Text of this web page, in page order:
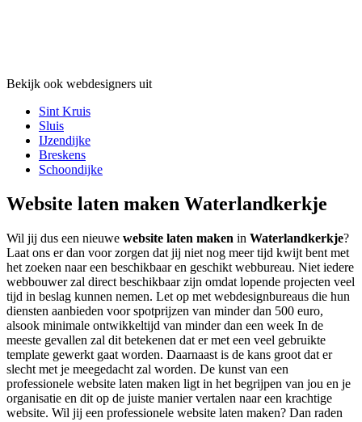
Bekijk ook webdesigners uit
Sint Kruis
Sluis
IJzendijke
Breskens
Schoondijke
Website laten maken Waterlandkerkje
Wil jij dus een nieuwe website laten maken in Waterlandkerkje?
Laat ons er dan voor zorgen dat jij niet nog meer tijd kwijt bent met
het zoeken naar een beschikbaar en geschikt webbureau. Niet iedere
webbouwer zal direct beschikbaar zijn omdat lopende projecten veel
tijd in beslag kunnen nemen. Let op met webdesignbureaus die hun
diensten aanbieden voor spotprijzen van minder dan 500 euro,
alsook minimale ontwikkeltijd van minder dan een week In de
meeste gevallen zal dit betekenen dat er met een veel gebruikte
template gewerkt gaat worden. Daarnaast is de kans groot dat er
slecht met je meegedacht zal worden. De kunst van een
professionele website laten maken ligt in het begrijpen van jou en je
organisatie en dit op de juiste manier vertalen naar een krachtige
website. Wil jij een professionele website laten maken? Dan raden